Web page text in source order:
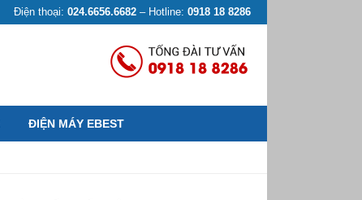
Điện thoại: 024.6656.6682 – Hotline: 0918 18 8286
ĐIỆN MÁY EBEST